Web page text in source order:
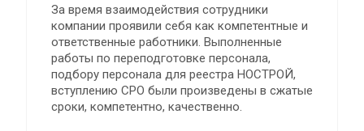
За время взаимодействия сотрудники
компании проявили себя как компетентные и
ответственные работники. Выполненные
работы по переподготовке персонала,
подбору персонала для реестра НОСТРОЙ,
вступлению СРО были произведены в сжатые
сроки, компетентно, качественно.